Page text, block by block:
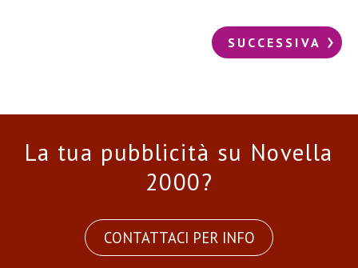
SUCCESSIVA
La tua pubblicità su Novella
2000?
CONTATTACI PER INFO